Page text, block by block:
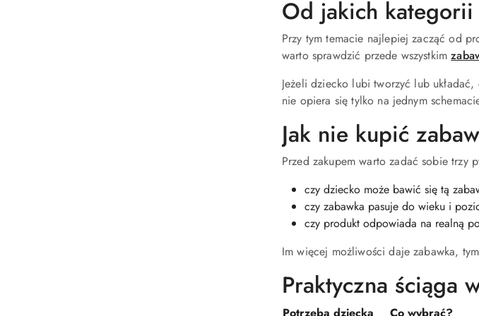
Od jakich kategorii
Przy tym temacie najlepiej zacząć od
warto sprawdzić przede wszystkim
Jeżeli dziecko lubi tworzyć lub
nie opiera się tylko na jednym
Jak nie kupić
Przed zakupem warto zadać sobie trzy
czy dziecko może bawić się tą
czy zabawka pasuje do wieku i
czy produkt odpowiada na realną
Im więcej możliwości daje zabawka,
Praktyczna ściąga